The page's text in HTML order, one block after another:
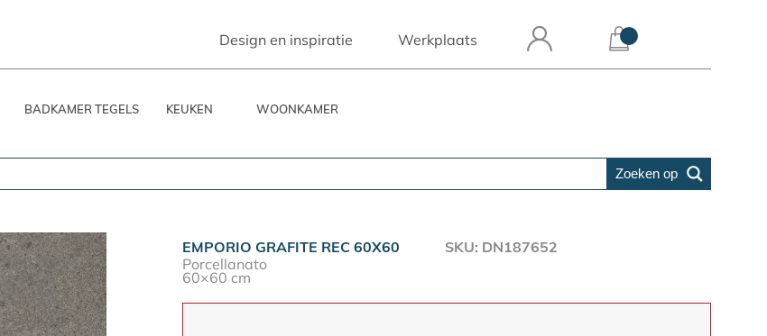
Design en inspiratie Werkplaats
BADKAMER TEGELS KEUKEN WOONKAMER
Zoeken op
EMPORIO GRAFITE REC 60X60
SKU: DN187652
Porcellanato
60×60 cm